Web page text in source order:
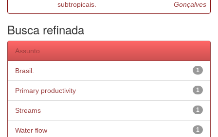
subtropicais.
Gonçalves
Busca refinada
Assunto
1
Brasil.
1
Primary productivity
1
Streams
1
Water flow